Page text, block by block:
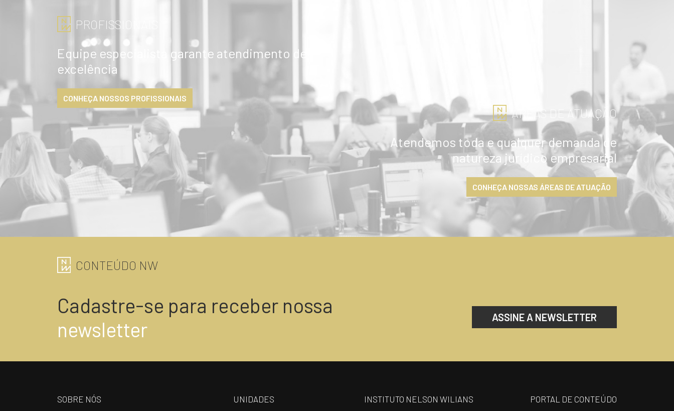
PROFISSIONAIS
Equipe especialista garante atendimento de
excelência
CONHEÇA NOSSOS PROFISSIONAIS
ÁREAS DE ATUAÇÃO
Atendemos toda e qualquer demanda de
natureza jurídico empresarial
CONHEÇA NOSSAS ÁREAS DE ATUAÇÃO
CONTEÚDO NW
Cadastre-se para receber nossa
newsletter
ASSINE A NEWSLETTER
SOBRE NÓS UNIDADES INSTITUTO NELSON WILIANS PORTAL DE CONTEÚDO